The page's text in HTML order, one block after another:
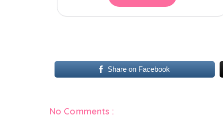
Share on Facebook
No Comments :